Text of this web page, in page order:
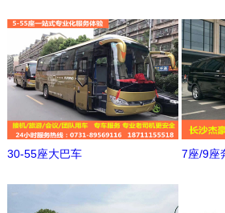
30-55座大巴车 7座/9座